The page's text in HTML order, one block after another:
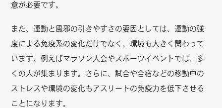
意が必要です。
また、運動と風邪の引きやすさの要因としては、運動の強
度による免疫系の変化だけでなく、環境も大きく関わって
います。例えばマラソン大会やスポーツイベントでは、多
くの人が集まります。さらに、試合や合宿などの移動中の
ストレスや環境の変化もアスリートの免疫力を低下させる
ことになります。